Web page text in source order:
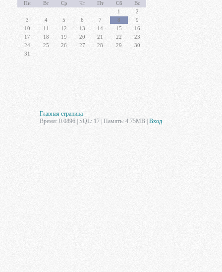
Пн Вт Ср Чт Пт Сб
Вс
1
2
3
4 5 6 7 8
9
10
11 12 13 14 15
16
17
18 19 20 21 22
23
24
25 26 27 28 29
30
31
Главная страница
Время: 0.0896 | SQL: 17 | Память: 4.75MB Вход